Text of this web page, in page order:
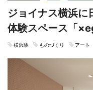
ジョイナス横浜に
体験スペース「
横浜駅 ものづくり アート